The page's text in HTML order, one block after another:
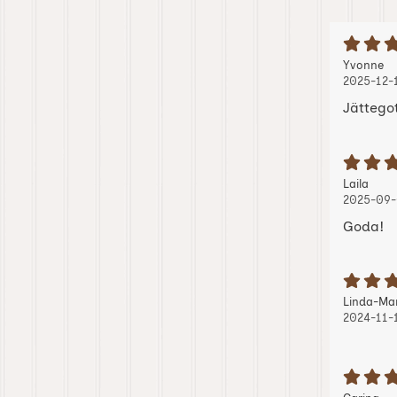
Recension
Yvonne,,
2025-12-
Recension
Laila
2025-
Goda!
Recension
Linda-
2024-11-